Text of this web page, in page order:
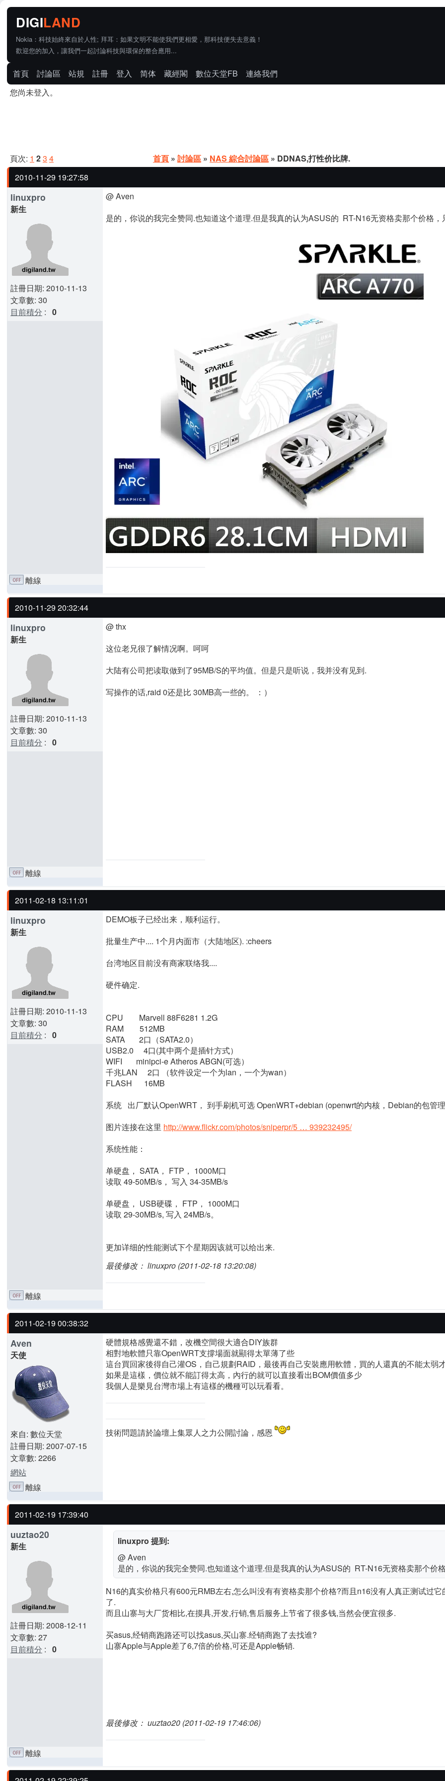
Nokia：科技始終來自於人性; 拜耳：如果文明不能使我們更相愛，那科技便失去意義！
歡迎您的加入，讓我們一起討論科技與環保的整合應用...
首頁 討論區 站規 註冊 登入 简体 藏經閣 數位天堂FB
連絡我們
您尚未登入。
頁次: 1 23 4 首頁 » 討論區 » NAS 綜合討論區 » DDNAS,打性价比牌.
2010-11-29 19:27:58
linuxpro
新生
註冊日期: 2010-11-13
文章數: 30
目前積分 : 0
@ Aven
是的，你说的我完全赞同.也知道这个道理.但是我真的认为ASUS的 RT-N16无资格卖那个价格
離線
2010-11-29 20:32:44
linuxpro
新生
註冊日期: 2010-11-13
文章數: 30
目前積分 : 0
@ thx
这位老兄很了解情况啊。呵呵
大陆有公司把读取做到了95MB/S的平均值。但是只是听说，我并没有见到.
写操作的话,raid 0还是比 30MB高一些的。 ：）
離線
2011-02-18 13:11:01
linuxpro
新生
註冊日期: 2010-11-13
文章數: 30
目前積分 : 0
DEMO板子已经出来，顺利运行。
批量生产中.... 1个月内面市（大陆地区). :cheers
台湾地区目前没有商家联络我....
硬件确定.
CPU Marvell 88F6281 1.2G
RAM 512MB
SATA 2口（SATA2.0）
USB2.0 4口(其中两个是插针方式）
WIFI minipci-e Atheros ABGN(可选）
千兆LAN 2口 （软件设定一个为lan，一个为wan）
FLASH 16MB
系统 出厂默认OpenWRT， 到手刷机可选 OpenWRT+debian (openwrt的内核，Debian的包管
图片连接在这里 http://www.flickr.com/photos/sniperpr/5 … 939232495/
系统性能：
单硬盘， SATA， FTP， 1000M口
读取 49-50MB/s， 写入 34-35MB/s
单硬盘， USB硬碟， FTP， 1000M口
读取 29-30MB/s, 写入 24MB/s。
更加详细的性能测试下个星期因该就可以给出来.
最後修改： linuxpro (2011-02-18 13:20:08)
離線
2011-02-19 00:38:32
Aven
天使
來自: 數位天堂
註冊日期: 2007-07-15
文章數: 2266
網站
硬體規格感覺還不錯，改機空間很大適合DIY族群
相對地軟體只靠OpenWRT支撐場面就顯得太單薄了些
這台買回家後得自己灌OS，自己規劃RAID，最後再自己安裝應用軟體，買的人還真的不能太弱
如果是這樣，價位就不能訂得太高，內行的就可以直接看出BOM價值多少
我個人是樂見台灣市場上有這樣的機種可以玩看看。
技術問題請於論壇上集眾人之力公開討論，感恩
離線
2011-02-19 17:39:40
uuztao20
新生
註冊日期: 2008-12-11
文章數: 27
目前積分 : 0
linuxpro 提到:
@ Aven
是的，你说的我完全赞同.也知道这个道理.但是我真的认为ASUS的 RT-N16无资格卖那个价
N16的真实价格只有600元RMB左右,怎么叫没有有资格卖那个价格?而且n16没有人真正测试过
了.
而且山寨与大厂货相比,在摸具,开发,行销,售后服务上节省了很多钱,当然会便宜很多.
买asus,经销商跑路还可以找asus,买山寨.经销商跑了去找谁?
山寨Apple与Apple差了6,7倍的价格,可还是Apple畅销.
最後修改： uuztao20 (2011-02-19 17:46:06)
離線